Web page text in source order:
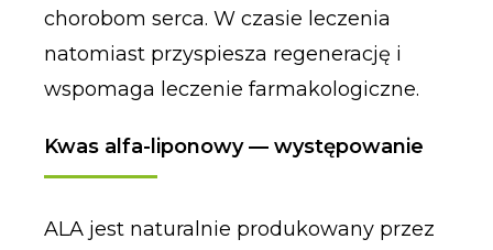
chorobom serca. W czasie leczenia
natomiast przyspiesza regenerację i
wspomaga leczenie farmakologiczne.
Kwas alfa-liponowy — występowanie
ALA jest naturalnie produkowany przez